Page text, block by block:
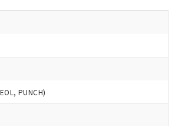
PUNCH)